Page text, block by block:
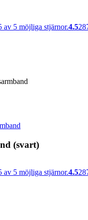
av 5 möjliga stjärnor.4.5
(svart)
av 5 möjliga stjärnor.4.5